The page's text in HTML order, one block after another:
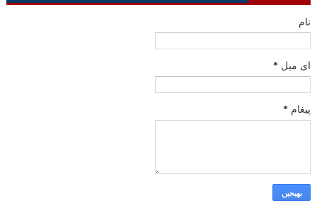
نام
ای میل *
پیغام *